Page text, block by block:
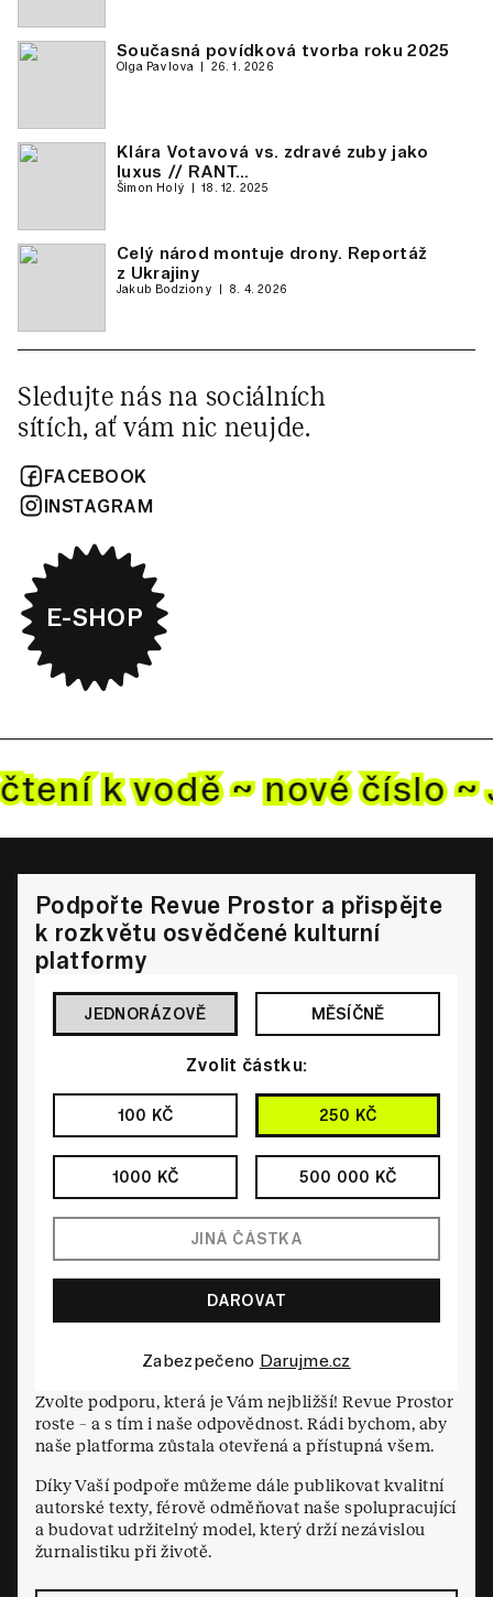
Současná povídková tvorba roku 2025
Olga Pavlova 26. 1. 2026
Klára Votavová vs. zdravé zuby jako
luxus // RANT…
Šimon Holý 18. 12. 2025
Celý národ montuje drony. Reportáž
z Ukrajiny
Jakub Bodziony 8. 4. 2026
Sledujte nás na sociálních
sítích, ať vám nic neujde.
FACEBOOK
INSTAGRAM
E-SHOP
čtení k vodě ~ novéčíslo ~
Podpořte Revue Prostor a přispějte
k rozkvětu osvědčené kulturní
platformy
Zvolte podporu, která je Vám nejbližší! Revue Prostor
roste – a s tím i naše odpovědnost. Rádi bychom, aby
naše platforma zůstala otevřená a přístupná všem.
Díky Vaší podpoře můžeme dále publikovat kvalitní
autorské texty, férově odměňovat naše spolupracující
a budovat udržitelný model, který drží nezávislou
žurnalistiku při životě.
JEDNORÁZOVĚ MĚSÍČNĚ
Zvolit částku:
100 KČ 250 KČ
1000 KČ 500 000 KČ
Zabezpečeno Darujme.cz